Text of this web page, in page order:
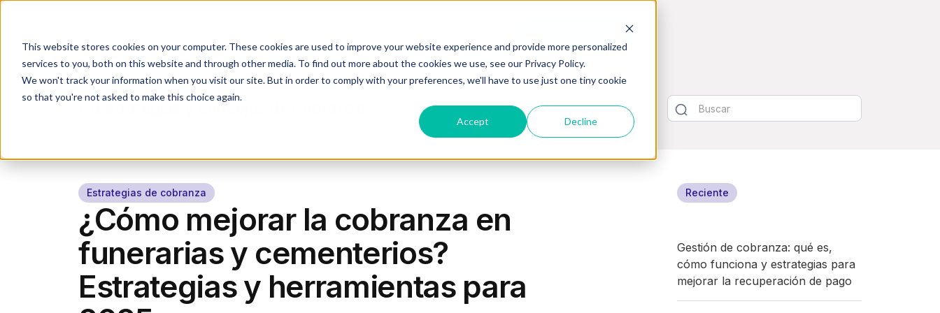
This website stores cookies on your computer. These cookies are used to improve your website experience and provide more personalized
services to you, both on this website and through other media. To find out more about the cookies we use, see our Privacy Policy.
We won't track your information when you visit our site. But in order to comply with your preferences, we'll have to use just one tiny cookie
so that you're not asked to make this choice again.
Accept Decline
Estrategias y consejos de cobranza
Estrategias de cobranza
¿Cómo mejorar la cobranza en
funerarias y cementerios?
Estrategias y herramientas para
Reciente
Gestión de cobranza: qué es,
cómo funciona y estrategias para
mejorar la recuperación de pago